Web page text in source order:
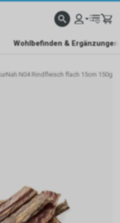
Wohlbefinden & Ergänzungen
N04 Rindfleisch flach 15cm 150g